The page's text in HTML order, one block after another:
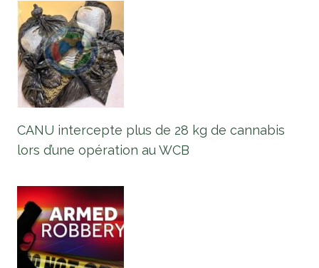
CANU intercepte plus de 28 kg de cannabis
lors d’une opération au WCB